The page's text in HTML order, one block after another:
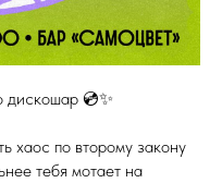
дискошар 💿✨
хаос по второму закону
тебя мотает на